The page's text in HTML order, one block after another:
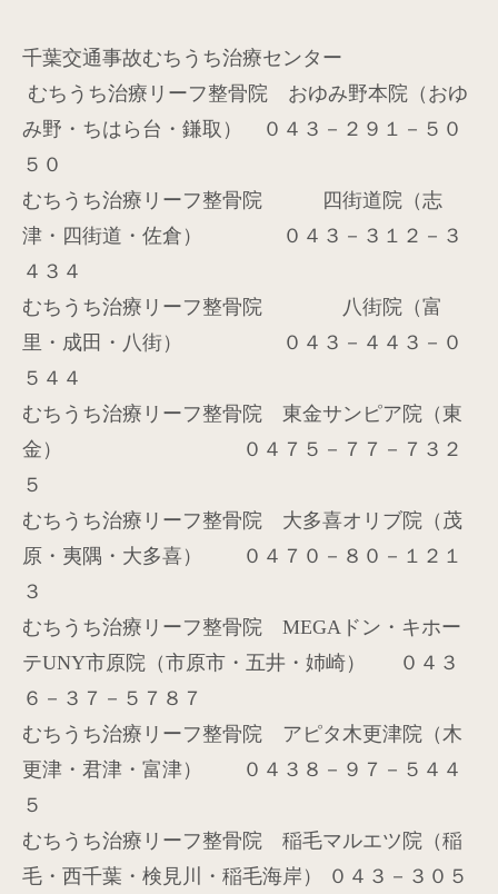
千葉交通事故むちうち治療センター
むちうち治療リーフ整骨院 おゆみ野本院（おゆ
み野・ちはら台・鎌取） ０４３－２９１－５０
５０
むちうち治療リーフ整骨院 四街道院（志
津・四街道・佐倉） ０４３－３１２－３
４３４
むちうち治療リーフ整骨院 八街院（富
里・成田・八街） ０４３－４４３－０
５４４
むちうち治療リーフ整骨院 東金サンピア院（東
金） ０４７５－７７－７３２
５
むちうち治療リーフ整骨院 大多喜オリブ院（茂
原・夷隅・大多喜） ０４７０－８０－１２１
３
むちうち治療リーフ整骨院 MEGA ドン・キホー
テUNY市原院（市原市・五井・姉崎）
０４３
６－３７－５７８７
むちうち治療リーフ整骨院 アピタ木更津院（木
更津・君津・富津） ０４３８－９７－５４４
５
むちうち治療リーフ整骨院 稲毛マルエツ院（稲
毛・西千葉・検見川・稲毛海岸） ０４３－３０５